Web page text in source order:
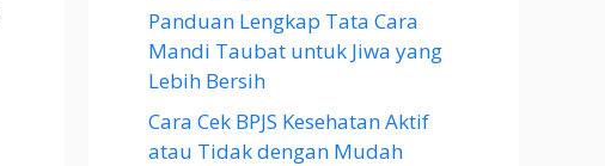
Panduan Lengkap Tata Cara
Mandi Taubat untuk Jiwa yang
Lebih Bersih
Cara Cek BPJS Kesehatan Aktif
atau Tidak dengan Mudah